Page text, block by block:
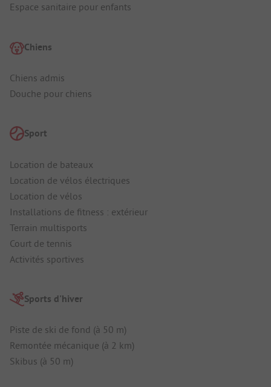
Espace sanitaire pour enfants
Chiens
Chiens admis
Douche pour chiens
Sport
Location de bateaux
Location de vélos électriques
Location de vélos
Installations de fitness : extérieur
Terrain multisports
Court de tennis
Activités sportives
Sports d'hiver
Piste de ski de fond (à 50 m)
Remontée mécanique (à 2 km)
Skibus (à 50 m)